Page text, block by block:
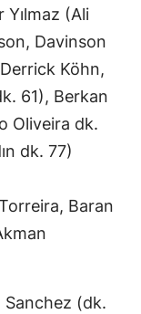
Yılmaz (Ali
Davinson
Köhn,
61), Berkan
Oliveira dk.
dk. 77)
Baran
Sanchez (dk.